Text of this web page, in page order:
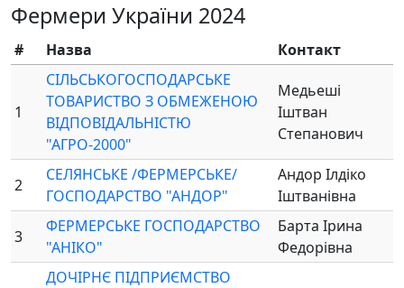
Фермери України 2024
# Назва Контакт
1
СІЛЬСЬКОГОСПОДАРСЬКЕ
ТОВАРИСТВО З ОБМЕЖЕНОЮ
ВІДПОВІДАЛЬНІСТЮ
"АГРО-2000"
Медьеші
Іштван
Степанович
2
СЕЛЯНСЬКЕ /ФЕРМЕРСЬКЕ/
ГОСПОДАРСТВО "АНДОР"
Андор Ілдіко
Іштванівна
3
ФЕРМЕРСЬКЕ ГОСПОДАРСТВО
"АНІКО"
Барта Ірина
Федорівна
ДОЧІРНЄ ПІДПРИЄМСТВО